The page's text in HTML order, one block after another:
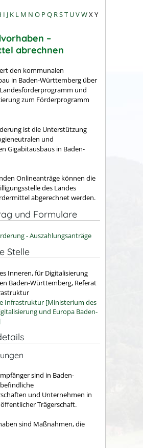
I J K L M N O P Q RST UVWXY
–
abrechnen
den kommunalen
in Baden-Württemberg über
und
zum Förderprogramm
ist die Unterstützung
und
Gigabitausbaus in Baden-
Onlineanträge können die
des Landes
abgerechnet werden.
und Formulare
- Auszahlungsanträge
Stelle
Inneren, für Digitalisierung
Baden-Württemberg, Referat
Infrastruktur [Ministerium des
und Europa Baden-
sind in Baden-
und Unternehmen in
Trägerschaft.
sind Maßnahmen, die